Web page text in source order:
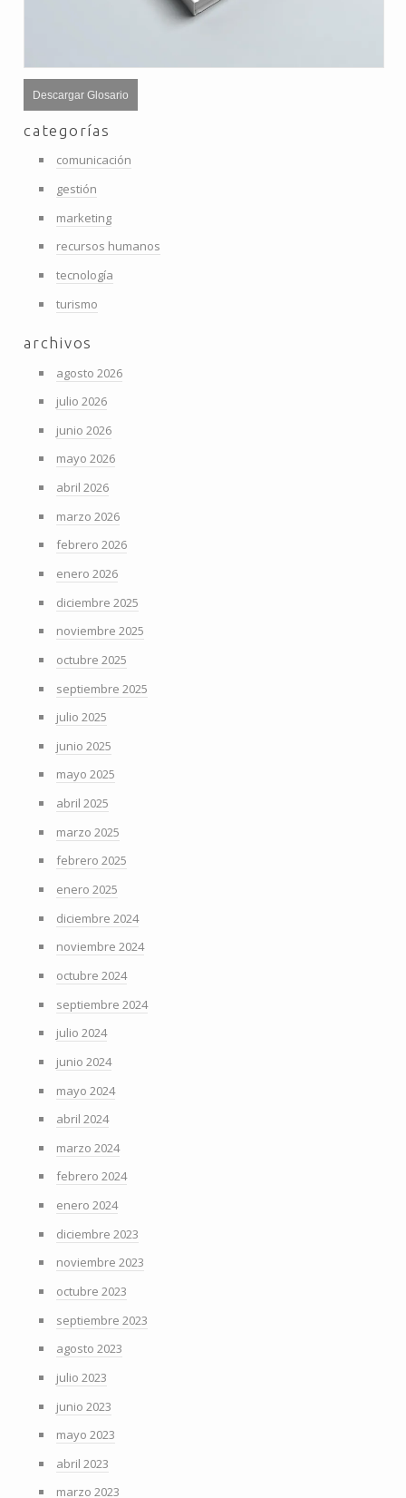
Descargar Glosario
categorías
comunicación
gestión
marketing
recursos humanos
tecnología
turismo
archivos
agosto 2026
julio 2026
junio 2026
mayo 2026
abril 2026
marzo 2026
febrero 2026
enero 2026
diciembre 2025
noviembre 2025
octubre 2025
septiembre 2025
julio 2025
junio 2025
mayo 2025
abril 2025
marzo 2025
febrero 2025
enero 2025
diciembre 2024
noviembre 2024
octubre 2024
septiembre 2024
julio 2024
junio 2024
mayo 2024
abril 2024
marzo 2024
febrero 2024
enero 2024
diciembre 2023
noviembre 2023
octubre 2023
septiembre 2023
agosto 2023
julio 2023
junio 2023
mayo 2023
abril 2023
marzo 2023